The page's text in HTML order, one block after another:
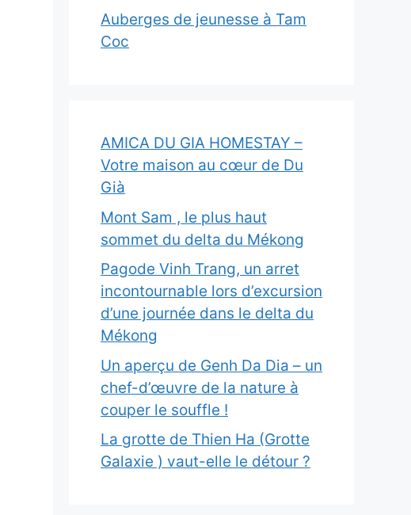
Auberges de jeunesse à Tam
Coc
AMICA DU GIA HOMESTAY –
Votre maison au cœur de Du
Già
Mont Sam , le plus haut
sommet du delta du Mékong
Pagode Vinh Trang, un arret
incontournable lors d’excursion
d’une journée dans le delta du
Mékong
Un aperçu de Genh Da Dia – un
chef-d’œuvre de la nature à
couper le souffle !
La grotte de Thien Ha (Grotte
Galaxie ) vaut-elle le détour ?